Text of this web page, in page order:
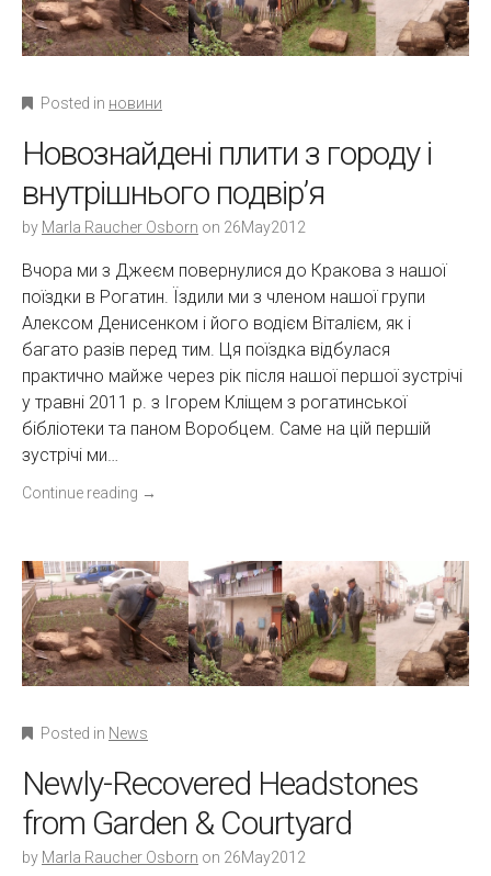
Posted in новини
Новознайдені плити з городу і
внутрішнього подвір’я
by Marla Raucher Osborn on 26May2012
Вчора ми з Джеєм повернулися до Кракова з нашої
поїздки в Рогатин. Їздили ми з членом нашої групи
Алексом Денисенком і його водієм Віталієм, як і
багато разів перед тим. Ця поїздка відбулася
практично майже через рік після нашої першої зустрічі
у травні 2011 р. з Ігорем Кліщем з рогатинської
бібліотеки та паном Воробцем. Саме на цій першій
зустрічі ми…
Continue reading →
Posted in News
Newly-Recovered Headstones
from Garden & Courtyard
by Marla Raucher Osborn on 26May2012